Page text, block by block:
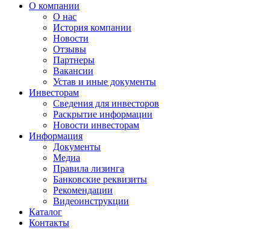
О компании
О нас
История компании
Новости
Отзывы
Партнеры
Вакансии
Устав и иные документы
Инвесторам
Сведения для инвесторов
Раскрытие информации
Новости инвесторам
Информация
Документы
Медиа
Правила лизинга
Банковские реквизиты
Рекомендации
Видеоинструкции
Каталог
Контакты